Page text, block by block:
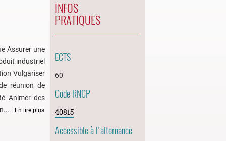
Assurer une
industriel
Vulgariser
réunion de
Animer des
En lire plus
INFOS
PRATIQUES
ECTS
60
Code RNCP
40815
Accessible à l'alternance